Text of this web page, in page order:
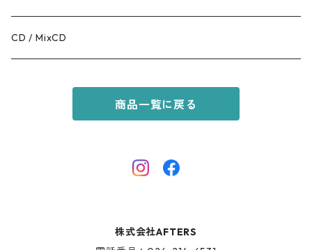
GOODS
AFTERS SPORT
RACAL
OUTER
CD / MixCD
商品一覧に戻る
株式会社AFTERS